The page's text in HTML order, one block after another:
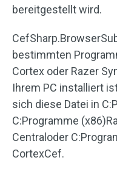
bereitgestellt wird.
bestimmten
Cortex oder Razer
Ihrem PC installiert
sich diese Datei in
C:Programme
Centraloder
CortexCef.